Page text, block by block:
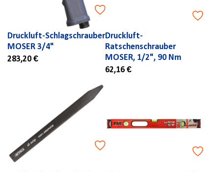
Druckluft-Schlagschrauber
MOSER 3/4"
283,20 €
Druckluft-
Ratschenschrauber
MOSER, 1/2", 90 Nm
62,16 €